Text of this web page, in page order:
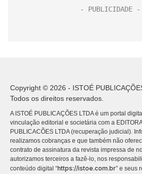
Copyright © 2026 - ISTOÉ
Todos os direitos reservados.
A ISTOÉ PUBLICAÇÕES LTDA é um portal
vinculação editorial e societária com a
PUBLICACÕES LTDA (recuperação judicial).
realizamos cobranças e que também não
contrato de assinatura da revista impressa de
autorizamos terceiros a fazê-lo, nos
conteúdo digital “https://istoe.com.br” e seus